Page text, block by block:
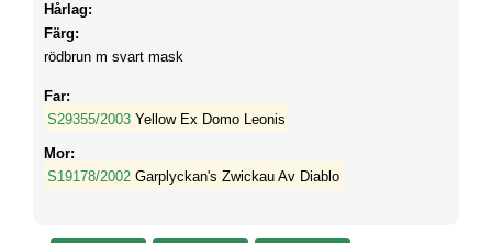
Hårlag:
Färg:
rödbrun m svart mask
Far:
S29355/2003 Yellow Ex Domo Leonis
Mor:
S19178/2002 Garplyckan's Zwickau Av Diablo